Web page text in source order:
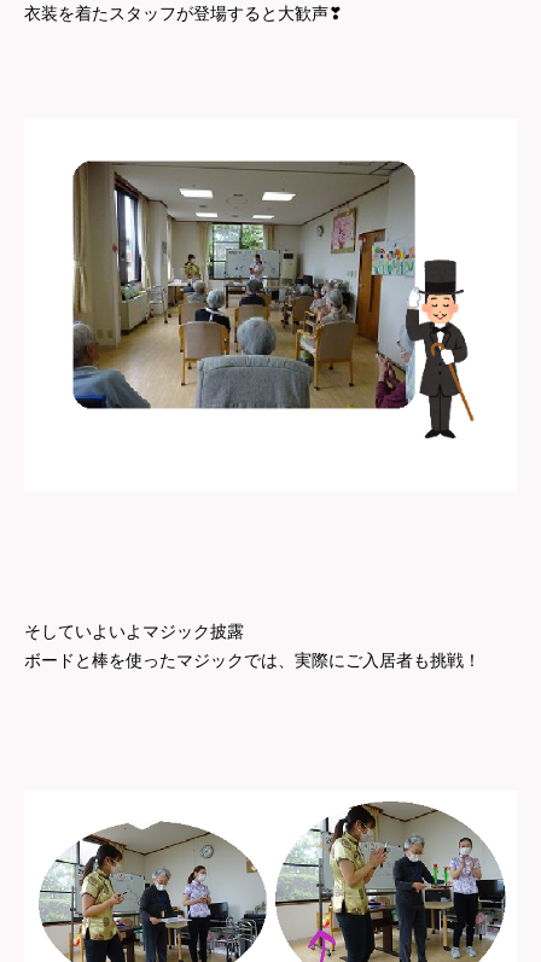
衣装を着たスタッフが登場すると大歓声❣
そしていよいよマジック披露
ボードと棒を使ったマジックでは、実際にご入居者も挑戦！